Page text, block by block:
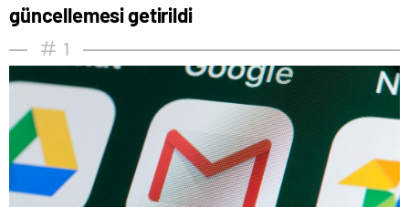
güncellemesi getirildi
1